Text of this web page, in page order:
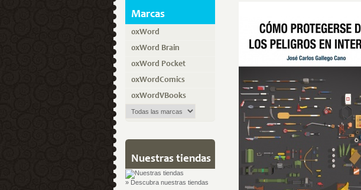
Marcas
0xWord
0xWord Brain
0xWord Pocket
0xWordComics
0xWordVBooks
Nuestras tiendas
» Descubra nuestras tiendas